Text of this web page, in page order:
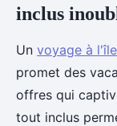
inclus
Un voyage à
promet des
offres qui
tout inclus